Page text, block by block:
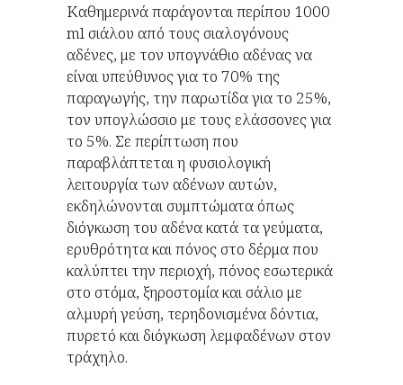
Καθημερινά παράγονται περίπου 1000
ml σιάλου από τους σιαλογόνους
αδένες, με τον υπογνάθιο αδένας να
είναι υπεύθυνος για το 70% της
παραγωγής, την παρωτίδα για το 25%,
τον υπογλώσσιο με τους ελάσσονες για
το 5%. Σε περίπτωση που
παραβλάπτεται η φυσιολογική
λειτουργία των αδένων αυτών,
εκδηλώνονται συμπτώματα όπως
διόγκωση του αδένα κατά τα γεύματα,
ερυθρότητα και πόνος στο δέρμα που
καλύπτει την περιοχή, πόνος εσωτερικά
στο στόμα, ξηροστομία και σάλιο με
αλμυρή γεύση, τερηδονισμένα δόντια,
πυρετό και διόγκωση λεμφαδένων στον
τράχηλο.